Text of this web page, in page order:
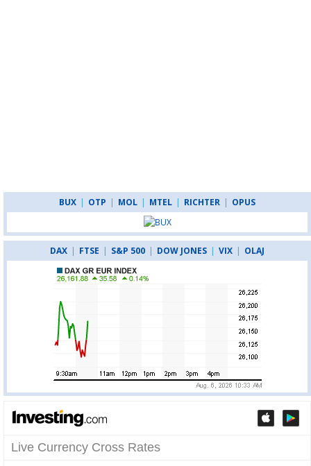
BUX | OTP | MOL | MTEL | RICHTER | OPUS
DAX | FTSE | S&P 500 | DOW JONES | VIX | OLAJ